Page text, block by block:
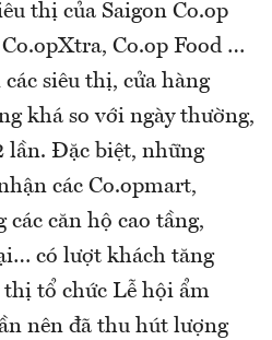
thị của Saigon Co.op
Co.op Food …
siêu thị, cửa hàng
khá so với ngày thường,
lần. Đặc biệt, những
các Co.opmart,
căn hộ cao tầng,
có lượt khách tăng
thị tổ chức Lễ hội ẩm
nên đã thu hút lượng